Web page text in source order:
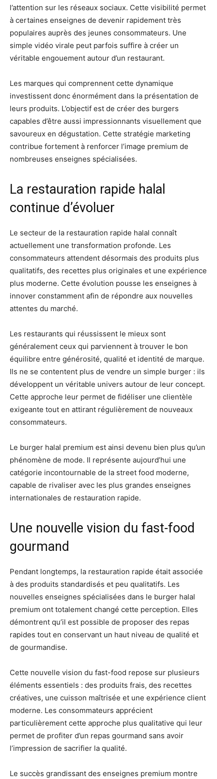
l’attention sur les réseaux sociaux. Cette visibilité permet
à certaines enseignes de devenir rapidement très
populaires auprès des jeunes consommateurs. Une
simple vidéo virale peut parfois suffire à créer un
véritable engouement autour d’un restaurant.
Les marques qui comprennent cette dynamique
investissent donc énormément dans la présentation de
leurs produits. L’objectif est de créer des burgers
capables d’être aussi impressionnants visuellement que
savoureux en dégustation. Cette stratégie marketing
contribue fortement à renforcer l’image premium de
nombreuses enseignes spécialisées.
La restauration rapide halal
continue d’évoluer
Le secteur de la restauration rapide halal connaît
actuellement une transformation profonde. Les
consommateurs attendent désormais des produits plus
qualitatifs, des recettes plus originales et une expérience
plus moderne. Cette évolution pousse les enseignes à
innover constamment afin de répondre aux nouvelles
attentes du marché.
Les restaurants qui réussissent le mieux sont
généralement ceux qui parviennent à trouver le bon
équilibre entre générosité, qualité et identité de marque.
Ils ne se contentent plus de vendre un simple burger : ils
développent un véritable univers autour de leur concept.
Cette approche leur permet de fidéliser une clientèle
exigeante tout en attirant régulièrement de nouveaux
consommateurs.
Le burger halal premium est ainsi devenu bien plus qu’un
phénomène de mode. Il représente aujourd’hui une
catégorie incontournable de la street food moderne,
capable de rivaliser avec les plus grandes enseignes
internationales de restauration rapide.
Une nouvelle vision du fast-food
gourmand
Pendant longtemps, la restauration rapide était associée
à des produits standardisés et peu qualitatifs. Les
nouvelles enseignes spécialisées dans le burger halal
premium ont totalement changé cette perception. Elles
démontrent qu’il est possible de proposer des repas
rapides tout en conservant un haut niveau de qualité et
de gourmandise.
Cette nouvelle vision du fast-food repose sur plusieurs
éléments essentiels : des produits frais, des recettes
créatives, une cuisson maîtrisée et une expérience client
moderne. Les consommateurs apprécient
particulièrement cette approche plus qualitative qui leur
permet de profiter d’un repas gourmand sans avoir
l’impression de sacrifier la qualité.
Le succès grandissant des enseignes premium montre